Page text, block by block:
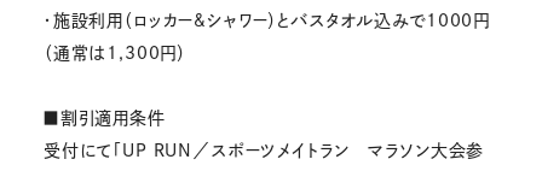
・施設利用（ロッカー&シャワー）とバスタオル込みで1000円
（通常は1,300円）
■割引適用条件
受付にて「UP RUN／スポーツメイトラン マラソン大会参